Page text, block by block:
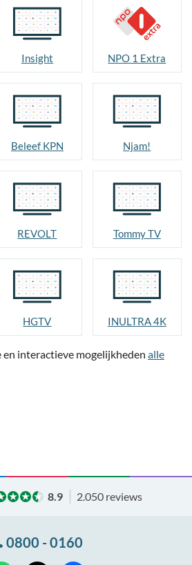
Insight NPO 1 Extra
Beleef KPN Njam!
REVOLT Tommy TV
HGTV INULTRA 4K
interactieve mogelijkheden alle
8.9 2.050 reviews
0800 - 0160